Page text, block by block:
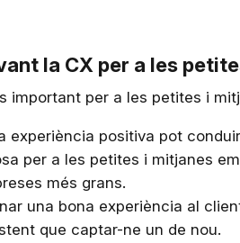
la CX per a les
important per a les petites i
experiència positiva pot
per a les petites i mitjanes
més grans.
una bona experiència al
que captar-ne un de nou.